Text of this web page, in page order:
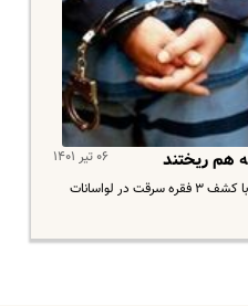
۰۶ تیر ۱۴۰۱ هم ریختند
سرکلانتر یکم فاتب گفت: زن و شوهر سارق با کشف ٣ فقره سرقت در لواسانات